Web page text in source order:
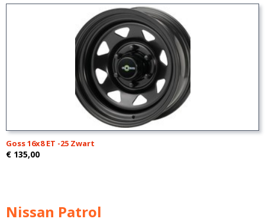
Goss 16x8 ET -25 Zwart
€ 135,00
Nissan Patrol